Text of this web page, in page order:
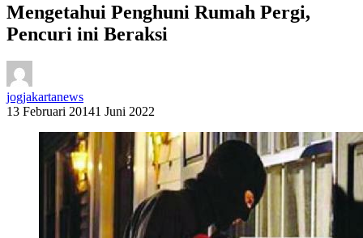
Mengetahui Penghuni Rumah Pergi,
Pencuri ini Beraksi
jogjakartanews
13 Februari 20141 Juni 2022